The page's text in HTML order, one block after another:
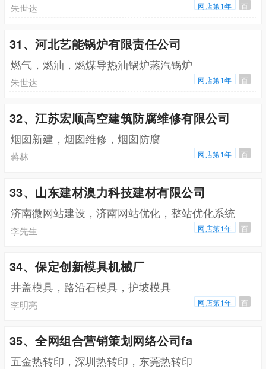
朱世达 网店第1年 百
31、河北艺能锅炉有限责任公司
燃气，燃油，燃煤导热油锅炉蒸汽锅炉
朱世达 网店第1年 百
32、江苏宏顺高空建筑防腐维修有限公司
烟囱新建，烟囱维修，烟囱防腐
蒋林 网店第1年 百
33、山东建材澳力科技建材有限公司
济南微网站建设，济南网站优化，整站优化系统
李先生 网店第1年 百
34、保定创新模具机械厂
井盖模具，路沿石模具，护坡模具
李明亮 网店第1年 百
35、全网组合营销策划网络公司fa
五金热转印，深圳热转印，东莞热转印